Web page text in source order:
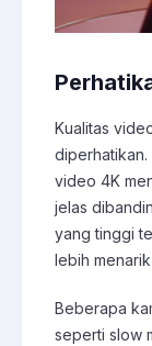
Kualitas
diperhatikan.
video 4K
jelas
yang tinggi
lebih
Beberapa
seperti slow